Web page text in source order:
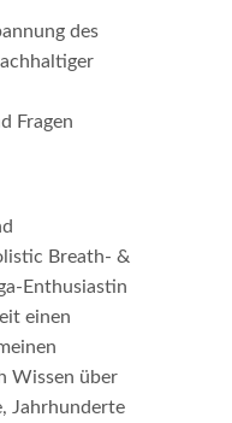
des
Fragen
Breath- &
Enthusiastin
einen
Wissen über
Jahrhunderte